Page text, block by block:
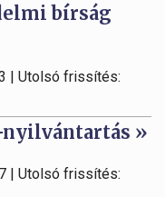
bírság
| Utolsó frissítés:
nyilvántartás »
| Utolsó frissítés: